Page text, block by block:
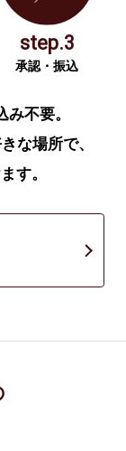
step.3
承認・振込
不要。
な場所で、
す。